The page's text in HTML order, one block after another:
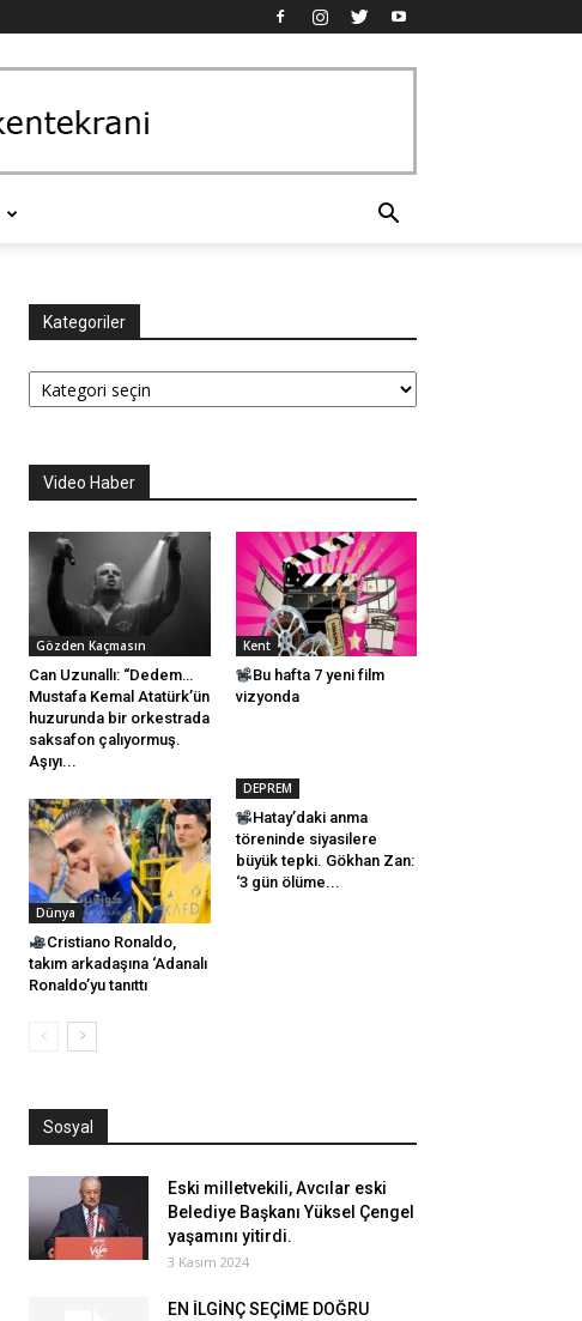
Kategoriler
Kategoriler
Video Haber
Gözden Kaçmasın
Can Uzunallı: “Dedem…
Mustafa Kemal Atatürk’ün
huzurunda bir orkestrada
saksafon çalıyormuş.
Aşıyı...
Kent
Bu hafta 7 yeni film
vizyonda
Dünya
Cristiano Ronaldo,
takım arkadaşına ‘Adanalı
Ronaldo’yu tanıttı
DEPREM
Hatay’daki anma
töreninde siyasilere
büyük tepki. Gökhan Zan:
‘3 gün ölüme...
Sosyal
Eski milletvekili, Avcılar eski
Belediye Başkanı Yüksel Çengel
yaşamını yitirdi.
3 Kasım 2024
EN İLGİNÇ SEÇİME DOĞRU